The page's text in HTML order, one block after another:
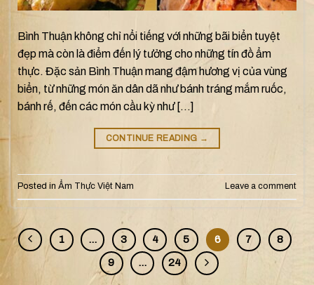
Bình Thuận không chỉ nổi tiếng với những bãi biển tuyệt
đẹp mà còn là điểm đến lý tưởng cho những tín đồ ẩm
thực. Đặc sản Bình Thuận mang đậm hương vị của vùng
biển, từ những món ăn dân dã như bánh tráng mắm ruốc,
bánh rế, đến các món cầu kỳ như […]
CONTINUE READING →
Posted in Ẩm Thực Việt Nam Leave a comment
1 … 3 4 5 6 7 8
9 … 24